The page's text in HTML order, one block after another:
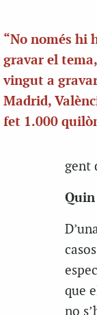
“No només hi
gravar el
vingut a
Madrid,
fet 1.000
gent
Quin
que
no